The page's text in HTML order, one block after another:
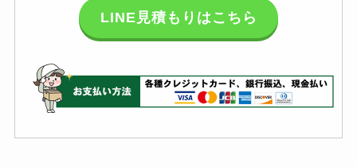
LINE見積もりはこちら